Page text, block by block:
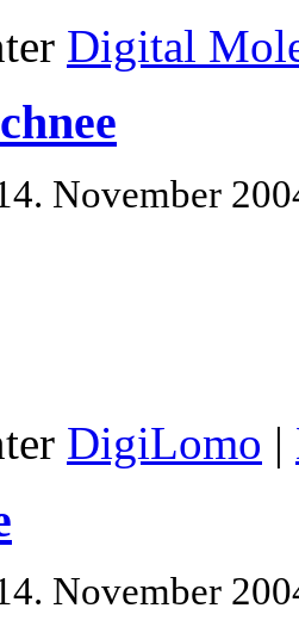
Digital
November
DigiLomo |
November